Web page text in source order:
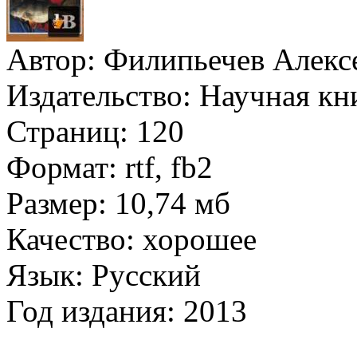
Автор: Филипьечев
Издательство: Научная
Страниц: 120
Формат: rtf, fb2
Размер: 10,74 мб
Качество: хорошее
Язык: Русский
Год издания: 2013